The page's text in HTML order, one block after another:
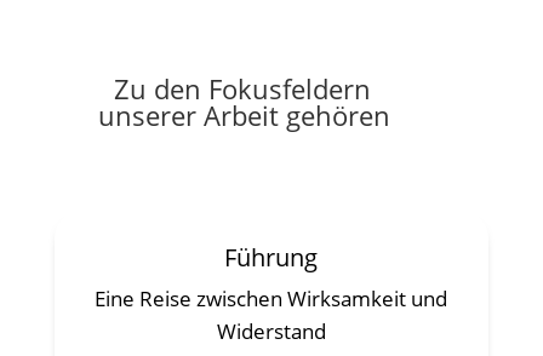
Zu den Fokusfeldern
unserer Arbeit gehören
Führung
Eine Reise zwischen Wirksamkeit und
Widerstand